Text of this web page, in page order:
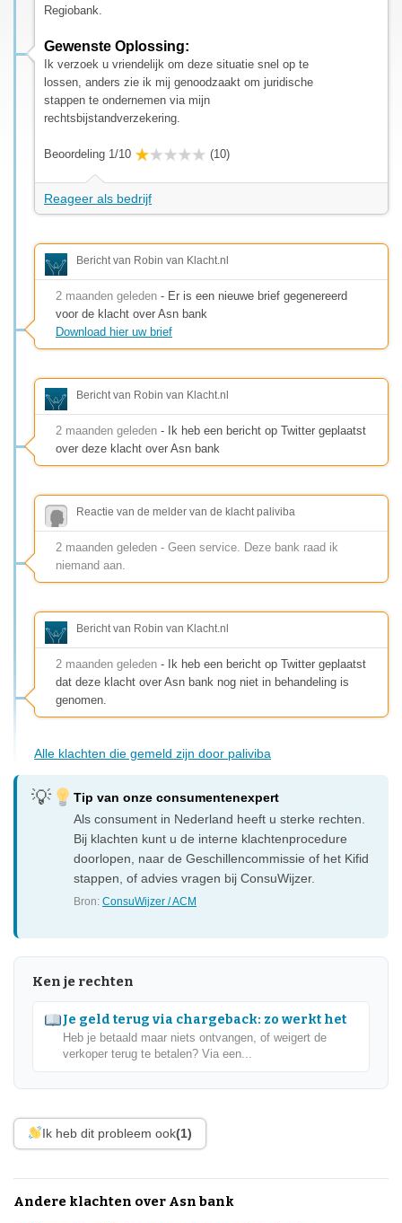
Regiobank.
Gewenste Oplossing:
Ik verzoek u vriendelijk om deze situatie snel op te
lossen, anders zie ik mij genoodzaakt om juridische
stappen te ondernemen via mijn
rechtsbijstandverzekering.
Beoordeling 1/10 (10)
Reageer als bedrijf
Bericht van Robin van Klacht.nl
2 maanden geleden - Er is een nieuwe brief gegenereerd
voor de klacht over Asn bank
Download hier uw brief
Bericht van Robin van Klacht.nl
2 maanden geleden - Ik heb een bericht op Twitter geplaatst
over deze klacht over Asn bank
Reactie van de melder van de klacht paliviba
2 maanden geleden - Geen service. Deze bank raad ik
niemand aan.
Bericht van Robin van Klacht.nl
2 maanden geleden - Ik heb een bericht op Twitter geplaatst
dat deze klacht over Asn bank nog niet in behandeling is
genomen.
Alle klachten die gemeld zijn door paliviba
Tip van onze consumentenexpert
Als consument in Nederland heeft u sterke rechten.
Bij klachten kunt u de interne klachtenprocedure
doorlopen, naar de Geschillencommissie of het Kifid
stappen, of advies vragen bij ConsuWijzer.
Bron:ConsuWijzer / ACM
Ken je rechten
Je geld terug via chargeback: zo werkt het
Heb je betaald maar niets ontvangen, of weigert de
verkoper terug te betalen? Via een...
Ik heb dit probleem ook(1)
Andere klachten over Asn bank